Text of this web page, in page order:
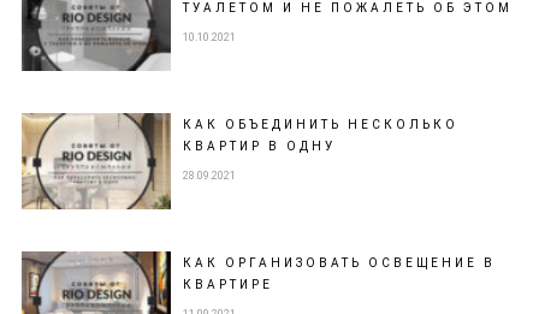
ТУАЛЕТОМ И НЕ ПОЖАЛЕТЬ ОБ ЭТОМ
10.10.2021
КАК ОБЪЕДИНИТЬ НЕСКОЛЬКО
КВАРТИР В ОДНУ
28.09.2021
КАК ОРГАНИЗОВАТЬ ОСВЕЩЕНИЕ В
КВАРТИРЕ